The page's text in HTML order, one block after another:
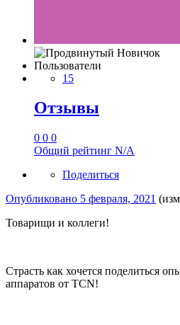
Пользователи
15
Отзывы
0 0 0
Общий рейтинг N/A
Поделиться
Опубликовано 5 февраля, 2021
Товарищи и коллеги!
Страсть как хочется поделиться
аппаратов от TCN!